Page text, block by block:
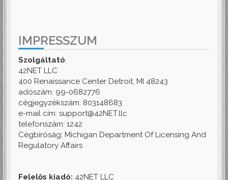
IMPRESSZUM
Szolgáltató:
42NET LLC
400 Renaissance Center Detroit, MI 48243
adószám: 99-0682776
cégjegyzékszám: 803148683
e-mail cím: support@42NET.llc
telefonszám: 1242
Cégbíróság: Michigan Department Of Licensing And
Regulatory Affairs
Felelős kiadó: 42NET LLC